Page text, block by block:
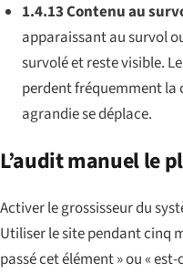
1.4.13 Contenu au
apparaissant au survol
survolé et reste visible.
perdent fréquemment la
agrandie se déplace.
L’audit manuel le
Activer le grossisseur du
Utiliser le site pendant cinq
passé cet élément » ou «